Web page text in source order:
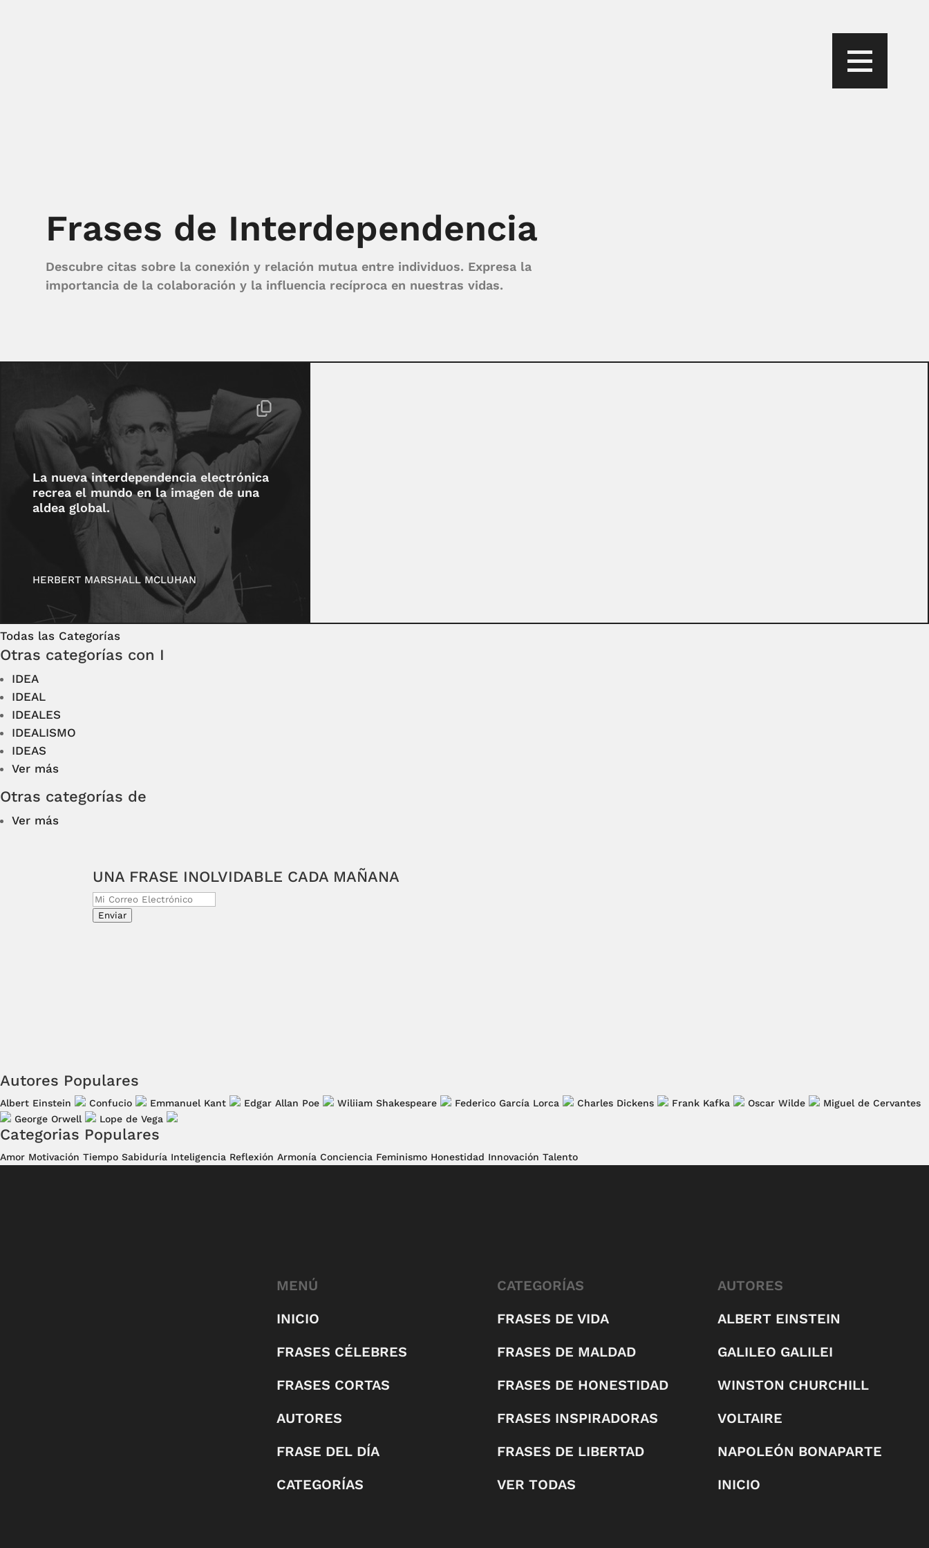
Frases de Interdependencia
Descubre citas sobre la conexión y relación mutua entre individuos. Expresa la
importancia de la colaboración y la influencia recíproca en nuestras vidas.
La nueva interdependencia electrónica
recrea el mundo en la imagen de una
aldea global.
HERBERT MARSHALL MCLUHAN
Todas las Categorías
Otras categorías con I
IDEA
IDEAL
IDEALES
IDEALISMO
IDEAS
Ver más
Otras categorías de
Ver más
UNA FRASE INOLVIDABLE CADA MAÑANA
Enviar
Autores Populares
Albert Einstein Confucio Emmanuel Kant Edgar Allan Poe Wiliiam Shakespeare Federico García Lorca Charles Dickens Frank Kafka Oscar Wilde
Miguel de Cervantes
George Orwell
Lope de Vega
Categorias Populares
Amor Motivación Tiempo Sabiduría Inteligencia Reflexión Armonía Conciencia Feminismo Honestidad Innovación Talento
MENÚ
INICIO
FRASES CÉLEBRES
FRASES CORTAS
AUTORES
FRASE DEL DÍA
CATEGORÍAS
CATEGORÍAS
FRASES DE VIDA
FRASES DE MALDAD
FRASES DE HONESTIDAD
FRASES INSPIRADORAS
FRASES DE LIBERTAD
VER TODAS
AUTORES
ALBERT EINSTEIN
GALILEO GALILEI
WINSTON CHURCHILL
VOLTAIRE
NAPOLEÓN BONAPARTE
INICIO